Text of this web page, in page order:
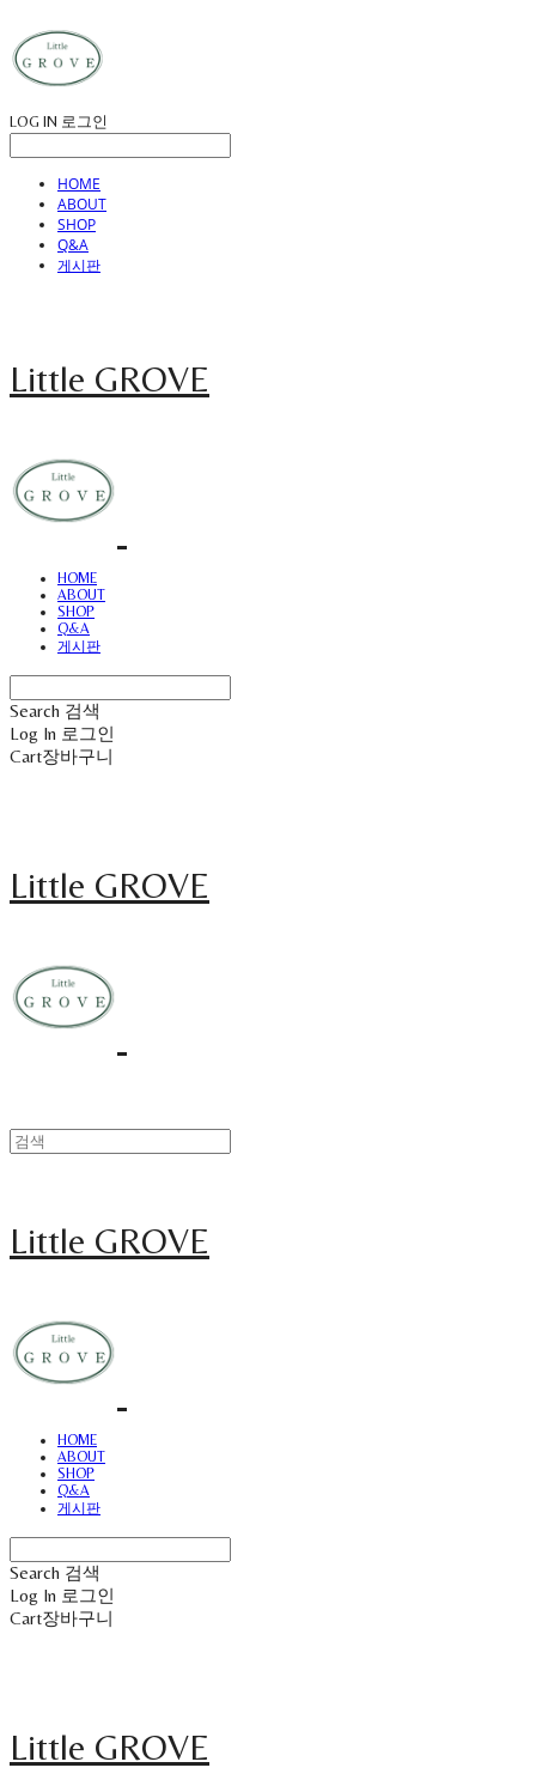
LOG IN 로그인
HOME
ABOUT
SHOP
Q&A
게시판
Little GROVE
HOME
ABOUT
SHOP
Q&A
게시판
Search 검색
Log In 로그인
Cart장바구니
Little GROVE
Little GROVE
HOME
ABOUT
SHOP
Q&A
게시판
Search 검색
Log In 로그인
Cart장바구니
Little GROVE